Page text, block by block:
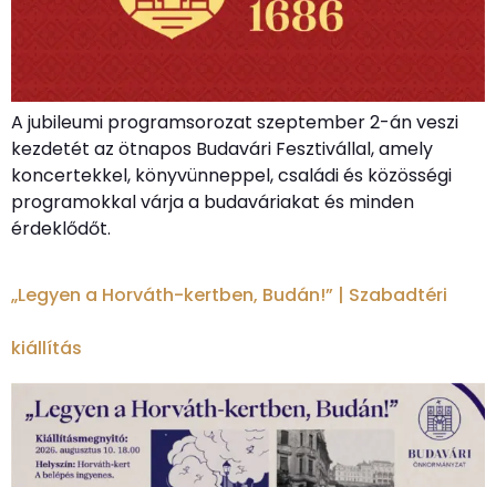
A jubileumi programsorozat szeptember 2-án veszi
kezdetét az ötnapos Budavári Fesztivállal, amely
koncertekkel, könyvünneppel, családi és közösségi
programokkal várja a budaváriakat és minden
érdeklődőt.
„Legyen a Horváth-kertben, Budán!” | Szabadtéri
kiállítás